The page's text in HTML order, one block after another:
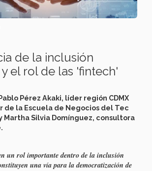
de la inclusión
el rol de las 'fintech'
Pérez Akaki, líder región CDMX
de la Escuela de Negocios del Tec
Martha Silvia Domínguez, consultora
un rol importante dentro de la inclusión
una vía para la democratización de